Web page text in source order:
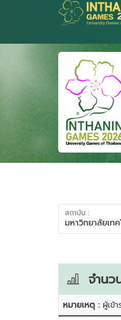
สถาบัน :
จำนว
หมายเหตุ : ผู้เข้